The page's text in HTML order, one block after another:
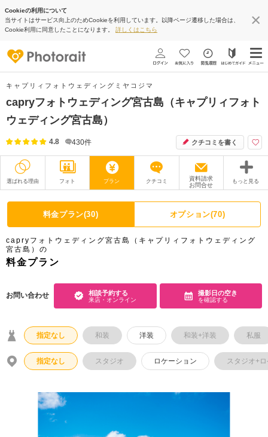
Cookieの利用について
当サイトはサービス向上のためCookieを利用しています。以降ページ遷移した場合は、
Cookie利用に同意したことになります。 詳しくはこちら
キャプリィフォトウェディングミヤコジマ
capryフォトウェディング宮古島（キャプリィフォト
ウェディング宮古島）
4.8 430件 クチコミを書く
選ばれる理由 フォト プラン クチコミ
資料請求
お問合せ
もっと見る
撮影レポート フォトグラファー
衣装 ムービー
オプション
こだわりポイント
海での撮影
料金プラン(30) オプション(70)
capryフォトウェディング宮古島（キャプリィフォトウェディング
宮古島）の
料金プラン
お問い合わせ 相談予約する
来店・オンライン
撮影日の空き
を確認する
指定なし 和装 洋装 和装+洋装 私服
指定なし スタジオ ロケーション スタジオ+